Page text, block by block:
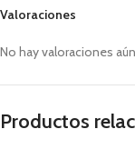
Valoraciones
No hay valoraciones aún.
Productos